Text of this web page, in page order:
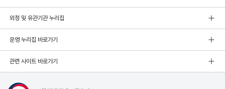
외청 및 유관기관 누리집
운영 누리집 바로가기
관련 사이트 바로가기